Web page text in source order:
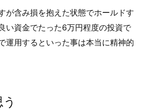
が含み損を抱えた状態でホールドす
い資金でたった6万円程度の投資で
運用するといった事は本当に精神的